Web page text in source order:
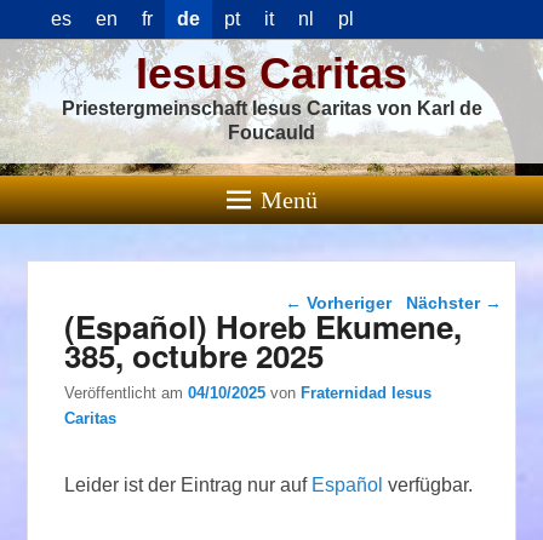
es en fr de pt it nl pl
Iesus Caritas
Priestergmeinschaft Iesus Caritas von Karl de
Foucauld
Menü
Beitragsnavigation
← Vorheriger Nächster →
(Español) Horeb Ekumene,
385, octubre 2025
Veröffentlicht am04/10/2025 vonFraternidad Iesus
Caritas
Leider ist der Eintrag nur auf Español verfügbar.